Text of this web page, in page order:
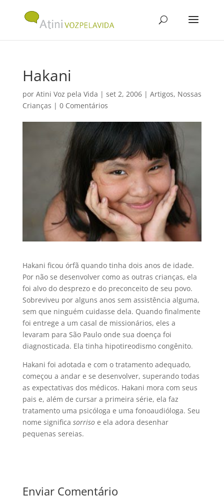
Hakani
por Atini Voz pela Vida | set 2, 2006| Artigos, Nossas
Crianças | 0 Comentários
Hakani ficou órfã quando tinha dois anos de idade.
Por não se desenvolver como as outras crianças, ela
foi alvo do desprezo e do preconceito de seu povo.
Sobreviveu por alguns anos sem assistência alguma,
sem que ninguém cuidasse dela. Quando finalmente
foi entrege a um casal de missionários, eles a
levaram para São Paulo onde sua doença foi
diagnosticada. Ela tinha hipotireodismo congênito.
Hakani foi adotada e com o tratamento adequado,
começou a andar e se desenvolver, superando todas
as expectativas dos médicos. Hakani mora com seus
pais e, além de cursar a primeira série, ela faz
tratamento uma psicóloga e uma fonoaudióloga. Seu
nome significa sorrisoe ela adora desenhar
pequenas sereias.
Enviar Comentário